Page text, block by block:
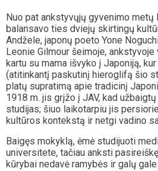
Nuo pat ankstyvųjų gyvenimo metų
balansavo ties dviejų skirtingų
Andžele, japonų poeto Yone
Leonie Gilmour šeimoje,
kartu su mama išvyko į Japoniją,
(atitinkantį paskutinį hieroglifą šio
platų supratimą apie tradicinį
1918 m. jis grįžo į JAV, kad
studijas; šiuo laikotarpiu jis
kultūros kontekstą ir netgi vadino
Baigęs mokyklą, ėmė studijuoti
universitete, tačiau anksti
kūrybai nedavė ramybės ir galų